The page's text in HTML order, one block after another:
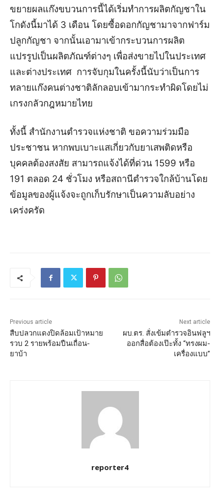
ขยายผลแก๊งขบวนการนี้ได้เริ่มทำการผลิตกัญชาใน
โกดังนี้มาได้ 3 เดือน โดยซื้อดอกกัญชามาจากฟาร์ม
ปลูกกัญชา จากนั้นเอามาเข้ากระบวนการผลิต
แปรรูปเป็นผลิตภัณฑ์ต่างๆ เพื่อส่งขายไปในประเทศ
และต่างประเทศ การจับกุมในครั้งนี้นับว่าเป็นการ
ทลายแก๊งคนต่างชาติลักลอบเข้ามากระทำผิดโดยไม่
เกรงกลัวกฎหมายไทย
ทั้งนี้ สำนักงานตำรวจแห่งชาติ ขอความร่วมมือ
ประชาชน หากพบเบาะแสเกี่ยวกับยาเสพติดหรือ
บุคคลต้องสงสัย สามารถแจ้งได้ที่ด่วน 1599 หรือ
191 ตลอด 24 ชั่วโมง หรือสถานีตำรวจใกล้บ้านโดย
ข้อมูลของผู้แจ้งจะถูกเก็บรักษาเป็นความลับอย่าง
เคร่งครัด
Previous article
สืบปลวกแดงปิดล้อมเป้าหมาย
รวบ 2 รายพร้อมปืนเถื่อน-
ยาบ้า
Next article
ผบ.ตร. สั่งเข้มตำรวจอินฟลูฯ
ออกสื่อต้องเป๊ะทั้ง “ทรงผม-
เครื่องแบบ”
reporter4